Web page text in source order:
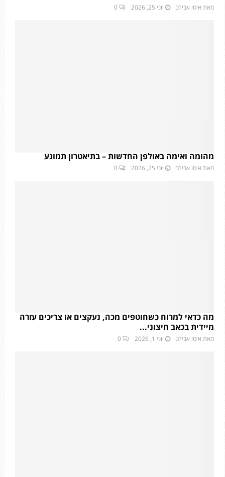
מאת איטו אבירם יוני 25, 2026 0
מהומה ואימה באולפן החדשות – בתיאטרון תמונע
מאת איטו אבירם יוני 25, 2026 0
מה כדאי למרוח כשחוטפים מכה, נעקצים או צריכים עזרה
מיידית בכאב חיצוני...
מאת איטו אבירם יוני 1, 2026 0